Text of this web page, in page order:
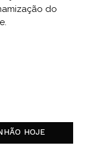
do
HOJE